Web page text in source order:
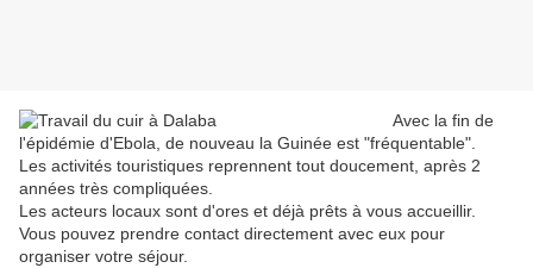
Avec la fin de
l'épidémie d'Ebola, de nouveau la Guinée est "fréquentable".
Les activités touristiques reprennent tout doucement, après 2
années très compliquées.
Les acteurs locaux sont d'ores et déjà prêts à vous accueillir.
Vous pouvez prendre contact directement avec eux pour
organiser votre séjour.